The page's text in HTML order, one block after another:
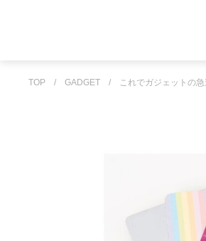
TOP / GADGET / これでガジェットの